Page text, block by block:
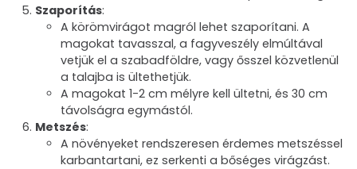
Szaporítás:
A körömvirágot magról lehet szaporítani. A
magokat tavasszal, a fagyveszély elmúltával
vetjük el a szabadföldre, vagy ősszel közvetlenül
a talajba is ültethetjük.
A magokat 1-2 cm mélyre kell ültetni, és 30 cm
távolságra egymástól.
Metszés:
A növényeket rendszeresen érdemes metszéssel
karbantartani, ez serkenti a bőséges virágzást.